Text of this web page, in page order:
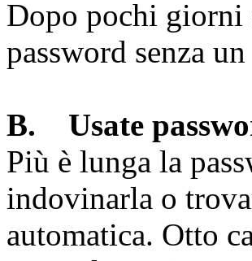
Dopo pochi giorni
password senza
B. Usate
Più è lunga la
indovinarla o
automatica. Otto